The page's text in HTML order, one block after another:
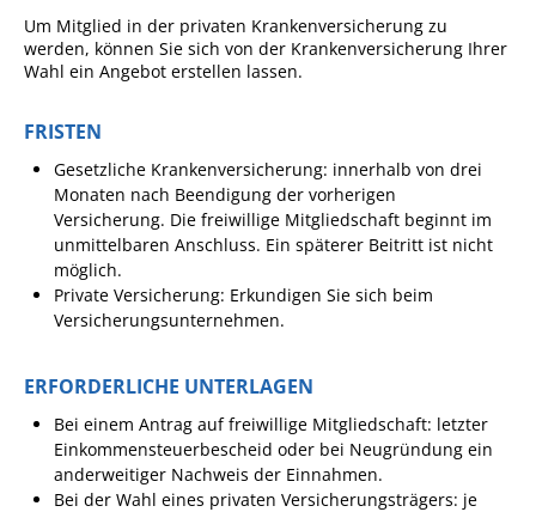
Mitarbeitende im Rathaus
Öffentliche
Bebauungspläne
Ortsrecht
Gemeinderat
Standesamtliche
Trauungen
Onlinezugangsgesetz
ERLEBEN
Um Mitglied in der privaten Krankenversicherung zu
werden, können Sie sich von der Krankenversicherung Ihrer
Wahl ein Angebot erstellen lassen.
FRISTEN
Gesetzliche Krankenversicherung: innerhalb von drei
Monaten nach Beendigung der vorherigen
Versicherung. Die freiwillige Mitgliedschaft beginnt im
unmittelbaren Anschluss. Ein späterer Beitritt ist nicht
möglich.
Private Versicherung: Erkundigen Sie sich beim
Versicherungsunternehmen.
ERFORDERLICHE UNTERLAGEN
Bei einem Antrag auf freiwillige Mitgliedschaft: letzter
Einkommensteuerbescheid oder bei Neugründung ein
anderweitiger Nachweis der Einnahmen.
Bei der Wahl eines privaten Versicherungsträgers: je